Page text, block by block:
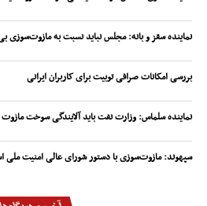
نماینده سقز و بانه: مجلس نباید نسبت به مازوت‌سوزی
بررسی امکانات صرافی توبیت برای کاربران ایرانی
نماینده سلماس: وزارت نفت باید آلایندگی سوخت مازوت
سپهوند:‌ مازوت‌سوزی با دستور شورای عالی امنیت ملی